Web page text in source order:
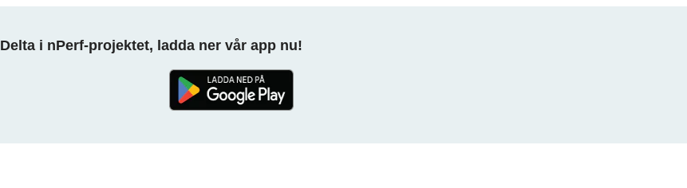
Delta i nPerf-projektet, ladda ner vår app nu!